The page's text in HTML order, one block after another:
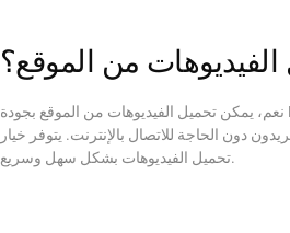
من الموقع؟
نعم، يمكن تحميل الفيديوهات من الموقع بجودة HD، مما يتيح للمستخدمين
دون الحاجة للاتصال بالإنترنت. يتوفر خيار
تحميل الفيديوهات بشكل سهل وسريع.